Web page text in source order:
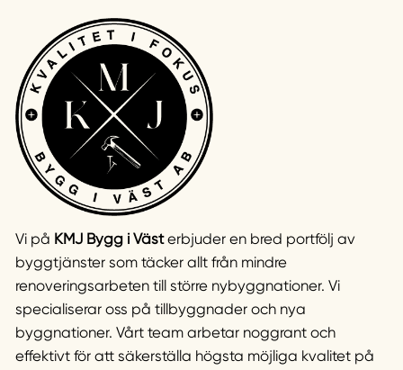
Vi på KMJ Bygg i Västerbjuder en bred portfölj av
byggtjänster som täcker allt från mindre
renoveringsarbeten till större nybyggnationer. Vi
specialiserar oss på tillbyggnader och nya
byggnationer. Vårt team arbetar noggrant och
effektivt för att säkerställa högsta möjliga kvalitet på